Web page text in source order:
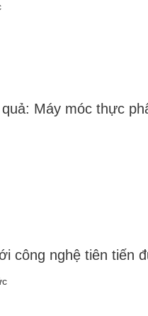
Máy móc thực
công nghệ tiên tiến